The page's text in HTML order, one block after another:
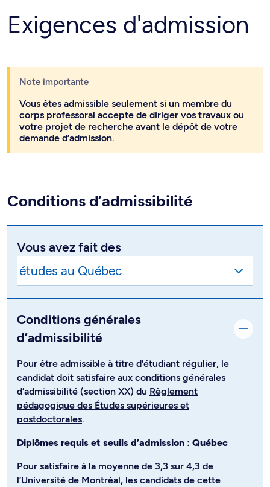
Exigences d'admission
Note importante
Vous êtes admissible seulement si un membre du
corps professoral accepte de diriger vos travaux ou
votre projet de recherche avant le dépôt de votre
demande d’admission.
Conditions d’admissibilité
Vous avez fait des
Conditions générales
d’admissibilité
Pour être admissible à titre d’étudiant régulier, le
candidat doit satisfaire aux conditions générales
d’admissibilité (section XX) du Règlement
pédagogique des Études supérieures et
postdoctorales.
Diplômes requis et seuils d’admission : Québec
Pour satisfaire à la moyenne de 3,3 sur 4,3 de
l’Université de Montréal, les candidats de cette